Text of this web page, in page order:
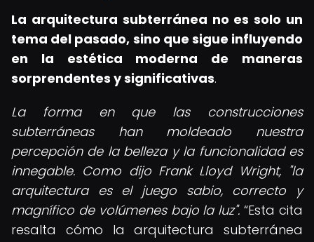
La arquitectura subterránea no es solo un
tema del pasado, sino que sigue influyendo
en la estética moderna de maneras
sorprendentes y significativas.
La forma en que las construcciones
subterráneas han moldeado nuestra
percepción de la belleza y la funcionalidad es
innegable. Como dijo Frank Lloyd Wright, "la
arquitectura es el juego sabio, correcto y
magnífico de volúmenes bajo la luz". Esta cita
resalta cómo la arquitectura subterránea